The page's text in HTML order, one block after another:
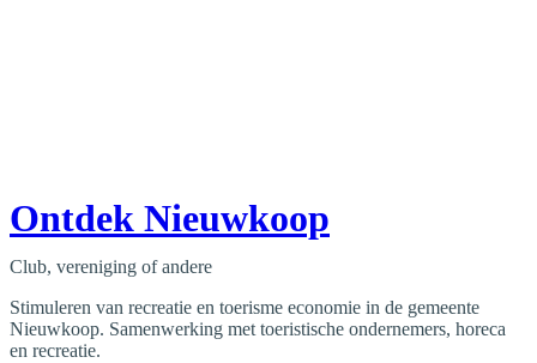
Ontdek Nieuwkoop
Club, vereniging of andere
Stimuleren van recreatie en toerisme economie in de gemeente
Nieuwkoop. Samenwerking met toeristische ondernemers, horeca
en recreatie.